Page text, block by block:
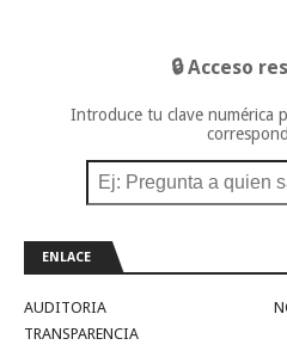
🔒 Acceso
Introduce tu clave numérica
ENLACE
AUDITORIA
TRANSPARENCIA